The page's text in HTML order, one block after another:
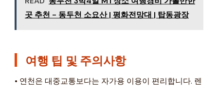
곳 추천 - 동두천 소요산 | 평화전망대 | 탑동광장
여행 팁 및 주의사항
• 연천은 대중교통보다는 자가용 이용이 편리합니다. 렌